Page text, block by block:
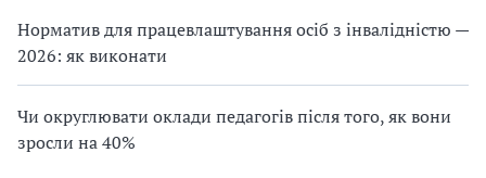
Норматив для працевлаштування осіб з інвалідністю —
2026: як виконати
Чи округлювати оклади педагогів після того, як вони
зросли на 40%